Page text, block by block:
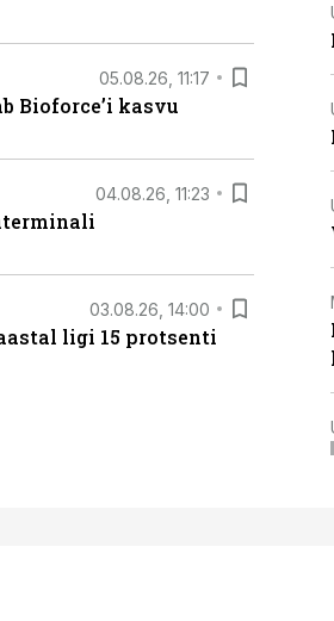
05.08.26, 11:17
Bioforce’i kasvu
04.08.26, 11:23
03.08.26, 14:00
ligi 15 protsenti